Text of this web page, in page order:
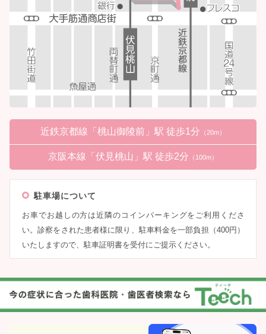
近鉄京都線「桃山御陵前」駅 徒歩1分 （20m）
京阪本線「伏見桃山」駅 徒歩2分 （100m）
駐車場について
お車でお越しの方は近隣のコインパーキングをご利用くださ
い。診察をされた患者様に限り、駐車料金を一部負担（400円）
いたしますので、駐車証明書を受付にご提示ください。